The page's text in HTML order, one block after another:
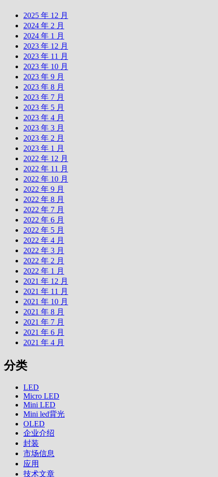
2025 年 12 月
2024 年 2 月
2024 年 1 月
2023 年 12 月
2023 年 11 月
2023 年 10 月
2023 年 9 月
2023 年 8 月
2023 年 7 月
2023 年 5 月
2023 年 4 月
2023 年 3 月
2023 年 2 月
2023 年 1 月
2022 年 12 月
2022 年 11 月
2022 年 10 月
2022 年 9 月
2022 年 8 月
2022 年 7 月
2022 年 6 月
2022 年 5 月
2022 年 4 月
2022 年 3 月
2022 年 2 月
2022 年 1 月
2021 年 12 月
2021 年 11 月
2021 年 10 月
2021 年 8 月
2021 年 7 月
2021 年 6 月
2021 年 4 月
分类
LED
Micro LED
Mini LED
Mini led背光
OLED
企业介绍
封装
市场信息
应用
技术文章